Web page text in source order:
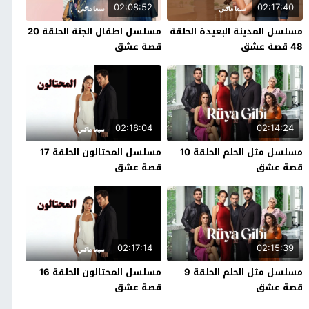
02:17:40
مسلسل المدينة البعيدة الحلقة
48 قصة عشق
02:08:52
مسلسل اطفال الجنة الحلقة 20
قصة عشق
02:14:24
مسلسل مثل الحلم الحلقة 10
قصة عشق
02:18:04
مسلسل المحتالون الحلقة 17
قصة عشق
02:15:39
مسلسل مثل الحلم الحلقة 9
قصة عشق
02:17:14
مسلسل المحتالون الحلقة 16
قصة عشق